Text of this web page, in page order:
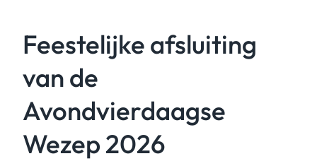
Feestelijke afsluiting
van de
Avondvierdaagse
Wezep 2026